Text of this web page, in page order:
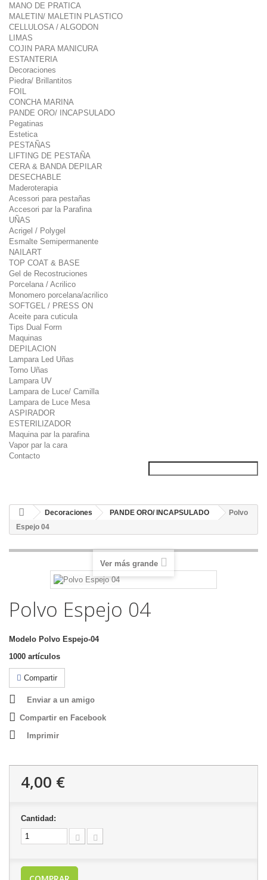
MANO DE PRATICA
MALETIN/ MALETIN PLASTICO
CELLULOSA / ALGODON
LIMAS
COJIN PARA MANICURA
ESTANTERIA
Decoraciones
Piedra/ Brillantitos
FOIL
CONCHA MARINA
PANDE ORO/ INCAPSULADO
Pegatinas
Estetica
PESTAÑAS
LIFTING DE PESTAÑA
CERA & BANDA DEPILAR
DESECHABLE
Maderoterapia
Acessori para pestañas
Accesori par la Parafina
UÑAS
Acrigel / Polygel
Esmalte Semipermanente
NAILART
TOP COAT & BASE
Gel de Recostruciones
Porcelana / Acrilico
Monomero porcelana/acrilico
SOFTGEL / PRESS ON
Aceite para cuticula
Tips Dual Form
Maquinas
DEPILACION
Lampara Led Uñas
Torno Uñas
Lampara UV
Lampara de Luce/ Camilla
Lampara de Luce Mesa
ASPIRADOR
ESTERILIZADOR
Maquina par la parafina
Vapor par la cara
Contacto
Decoraciones PANDE ORO/ INCAPSULADO
Polvo
Espejo 04
Ver más grande
Polvo Espejo 04
Modelo Polvo Espejo-04
1000 artículos
Compartir
Enviar a un amigo
Compartir en Facebook
Imprimir
4,00 €
Cantidad: